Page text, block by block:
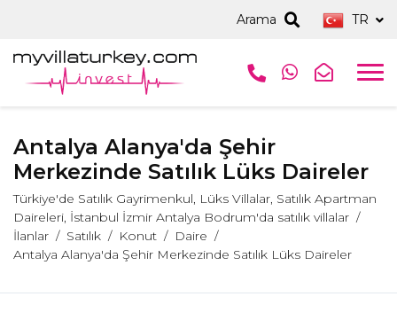
Arama TR
Antalya Alanya'da Şehir
Merkezinde Satılık Lüks Daireler
Türkiye'de Satılık Gayrimenkul, Lüks Villalar, Satılık Apartman
Daireleri, İstanbul İzmir Antalya Bodrum'da satılık villalar
İlanlar
Satılık Konut
Daire
Antalya Alanya'da Şehir Merkezinde Satılık Lüks Daireler